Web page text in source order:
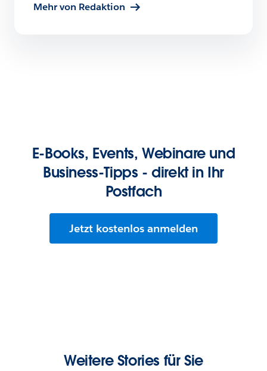
Mehr von Redaktion
E-Books, Events, Webinare und
Business-Tipps - direkt in Ihr
Postfach
Jetzt kostenlos anmelden
Weitere Stories für Sie